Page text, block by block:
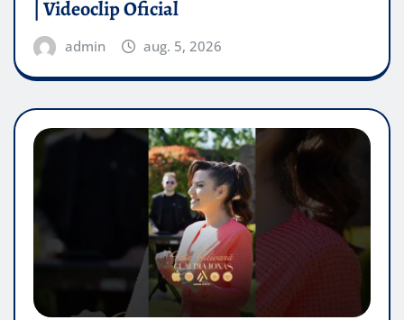
| Videoclip Oficial
admin aug. 5, 2026